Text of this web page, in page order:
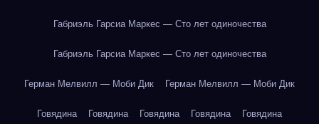
Габриэль Гарсиа Маркес — Сто лет одиночества
Габриэль Гарсиа Маркес — Сто лет одиночества
Герман Мелвилл — Моби Дик Герман Мелвилл — Моби Дик
Говядина Говядина Говядина Говядина Говядина